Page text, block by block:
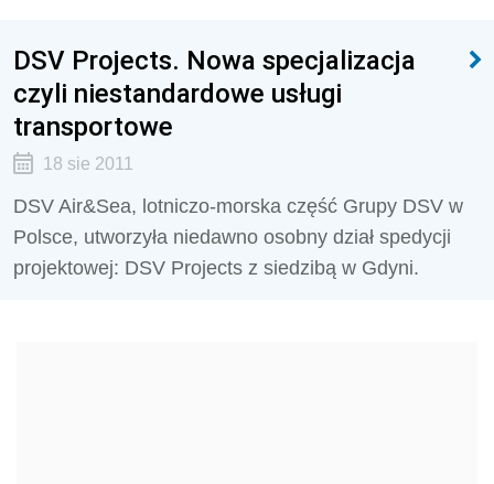
DSV Projects. Nowa specjalizacja
czyli niestandardowe usługi
transportowe
18 sie 2011
DSV Air&Sea, lotniczo-morska część Grupy DSV w
Polsce, utworzyła niedawno osobny dział spedycji
projektowej: DSV Projects z siedzibą w Gdyni.